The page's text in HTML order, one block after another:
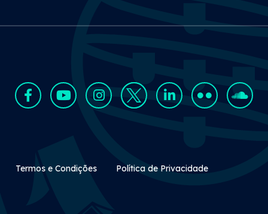
Rodapé Secundário
Termos e Condições Política de Privacidade